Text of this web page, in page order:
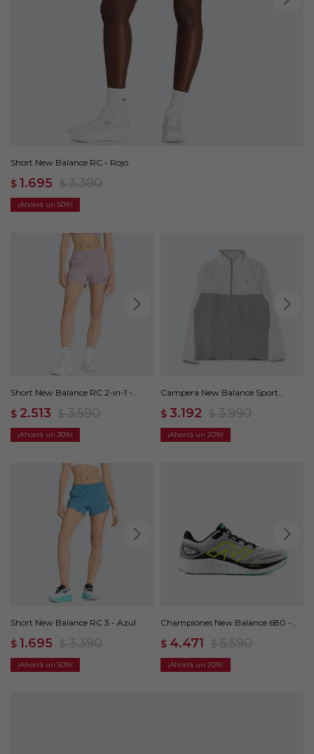
Short New Balance RC - Rojo
$ 1.695 $ 3.390
50
Short New Balance RC 2-in-1 -
$ 2.513 $ 3.590
30
Campera New Balance Sport
$ 3.192 $ 3.990
20
Short New Balance RC 3 - Azul
$ 1.695 $ 3.390
50
Championes New Balance 680 -
$ 4.471 $ 5.590
20